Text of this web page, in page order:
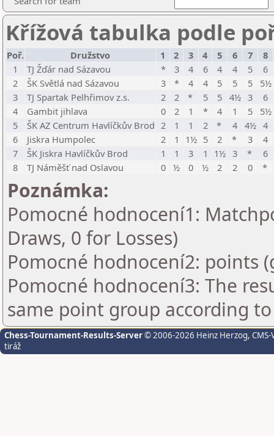
Křížová tabulka podle
Poř. Družstvo 1 2 3 4 5 6 7
8
1
TJ Žďár nad Sázavou * 3 4 6 4 4 5
6
2
ŠK Světlá nad Sázavou 3 * 4 4 5 5 5
5½
3
TJ Spartak Pelhřimov z.s. 2 2 * 5 5 4½ 3
6
4
Gambit jihlava 0 2 1 * 4 1 5
5½
5
ŠK AZ Centrum Havlíčkův Brod 2 1 1 2 * 4 4½ 4
6
Jiskra Humpolec 2 1 1½ 5 2 * 3
4
7
ŠK Jiskra Havlíčkův Brod 1 1 3 1 1½ 3 *
6
8
TJ Náměšť nad Oslavou 0 ½ 0 ½ 2 2 0 *
Poznámka:
Pomocné hodnocení1:
Draws, 0 for Losses)
Pomocné hodnocení2: points
Pomocné hodnocení3: The
same point group according
Chess-Tournament-Results-Server© 2006-2026 Heinz Herzog,
tiráž